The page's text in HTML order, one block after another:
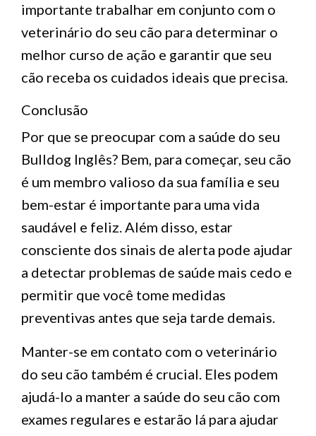
importante trabalhar em conjunto com o
veterinário do seu cão para determinar o
melhor curso de ação e garantir que seu
cão receba os cuidados ideais que precisa.
Conclusão
Por que se preocupar com a saúde do seu
Bulldog Inglês? Bem, para começar, seu cão
é um membro valioso da sua família e seu
bem-estar é importante para uma vida
saudável e feliz. Além disso, estar
consciente dos sinais de alerta pode ajudar
a detectar problemas de saúde mais cedo e
permitir que você tome medidas
preventivas antes que seja tarde demais.
Manter-se em contato com o veterinário
do seu cão também é crucial. Eles podem
ajudá-lo a manter a saúde do seu cão com
exames regulares e estarão lá para ajudar